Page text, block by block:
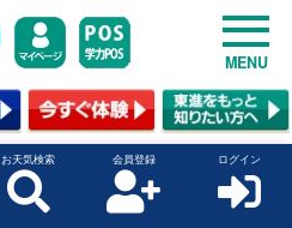
MENU
お天気検索 会員登録 ログイン